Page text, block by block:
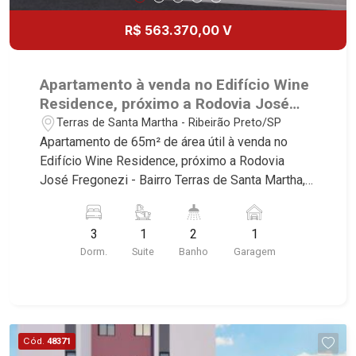
R$ 563.370,00 V
Apartamento à venda no Edifício Wine
Residence, próximo a Rodovia José
Fregonezi - Ribeirão Preto/SP.
Terras de Santa Martha - Ribeirão Preto/SP
Apartamento de 65m² de área útil à venda no
Edifício Wine Residence, próximo a Rodovia
José Fregonezi - Bairro Terras de Santa Martha,
deste imóvel que a Martinelli Imobiliária
selecionou para você: - 65m² de área útil - 3
dormitórios sendo 1 suíte - Banheiro social - Sala
Fiúsa, 1051 - Alto da Boa Vista | Ribeirão Preto.
3
Dorm.
1
Suite
2
Banho
1
Garagem
Cód. 48371